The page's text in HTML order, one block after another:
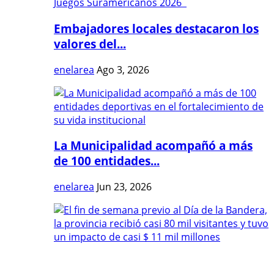
Embajadores locales destacaron los
valores del...
enelarea Ago 3, 2026
La Municipalidad acompañó a más
de 100 entidades...
enelarea Jun 23, 2026